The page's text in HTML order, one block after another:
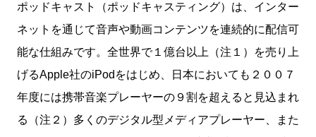
ポッドキャスト（ポッドキャスティング）は、インター
ネットを通じて音声や動画コンテンツを連続的に配信可
能な仕組みです。全世界で１億台以上（注１）を売り上
げるApple社のiPodをはじめ、日本においても２００７
年度には携帯音楽プレーヤーの９割を超えると見込まれ
る（注２）多くのデジタル型メディアプレーヤー、また